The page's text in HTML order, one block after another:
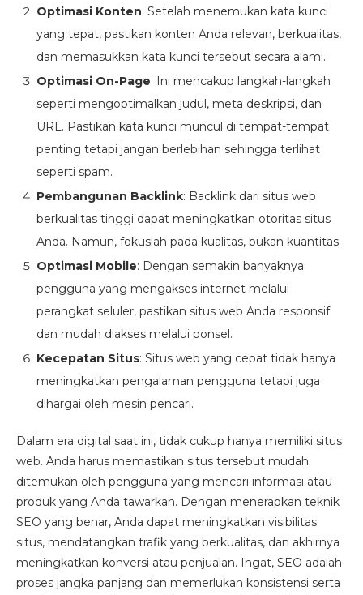
Optimasi Konten: Setelah menemukan kata kunci
yang tepat, pastikan konten Anda relevan, berkualitas,
dan memasukkan kata kunci tersebut secara alami.
Optimasi On-Page: Ini mencakup langkah-langkah
seperti mengoptimalkan judul, meta deskripsi, dan
URL. Pastikan kata kunci muncul di tempat-tempat
penting tetapi jangan berlebihan sehingga terlihat
seperti spam.
Pembangunan Backlink: Backlink dari situs web
berkualitas tinggi dapat meningkatkan otoritas situs
Anda. Namun, fokuslah pada kualitas, bukan kuantitas.
Optimasi Mobile: Dengan semakin banyaknya
pengguna yang mengakses internet melalui
perangkat seluler, pastikan situs web Anda responsif
dan mudah diakses melalui ponsel.
Kecepatan Situs: Situs web yang cepat tidak hanya
meningkatkan pengalaman pengguna tetapi juga
dihargai oleh mesin pencari.
Dalam era digital saat ini, tidak cukup hanya memiliki situs
web. Anda harus memastikan situs tersebut mudah
ditemukan oleh pengguna yang mencari informasi atau
produk yang Anda tawarkan. Dengan menerapkan teknik
SEO yang benar, Anda dapat meningkatkan visibilitas
situs, mendatangkan trafik yang berkualitas, dan akhirnya
meningkatkan konversi atau penjualan. Ingat, SEO adalah
proses jangka panjang dan memerlukan konsistensi serta